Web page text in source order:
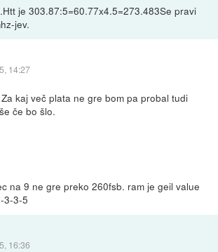
je 303.87:5=60.77x4.5=273.483Se pravi
jev.
14:27
kaj več plata ne gre bom pa probal tudi
če bo šlo.
na 9 ne gre preko 260fsb. ram je geil value
3-3-5
16:36